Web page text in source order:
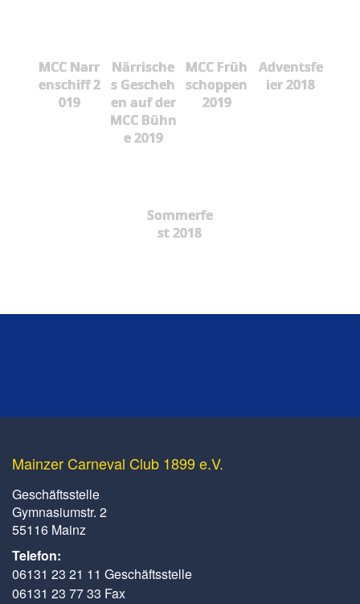
MCC Narr
enschiff 2
019
Närrische
s Gescheh
en auf der
MCC Bühn
e 2019
MCC Früh
schoppen
2019
Adventsfe
ier 2018
Sommerfe
st 2018
Mainzer Carneval Club 1899 e.V.
Geschäftsstelle
Gymnasiumstr. 2
55116 Mainz
Telefon:
06131 23 21 11 Geschäftsstelle
06131 23 77 33 Fax